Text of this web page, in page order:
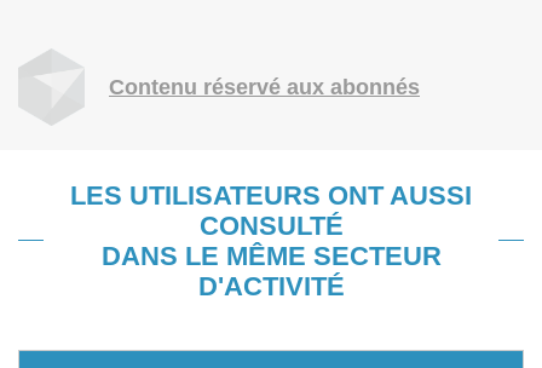
Contenu réservé aux abonnés
LES UTILISATEURS ONT AUSSI
CONSULTÉ
DANS LE MÊME SECTEUR
D'ACTIVITÉ